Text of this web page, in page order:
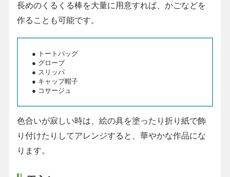
長めのくるくる棒を大量に用意すれば、かごなどを
作ることも可能です。
● トートバッグ
● グローブ
● スリッパ
● キャップ帽子
● コサージュ
色合いが寂しい時は、絵の具を塗ったり折り紙で飾
り付けたりしてアレンジすると、華やかな作品にな
ります。